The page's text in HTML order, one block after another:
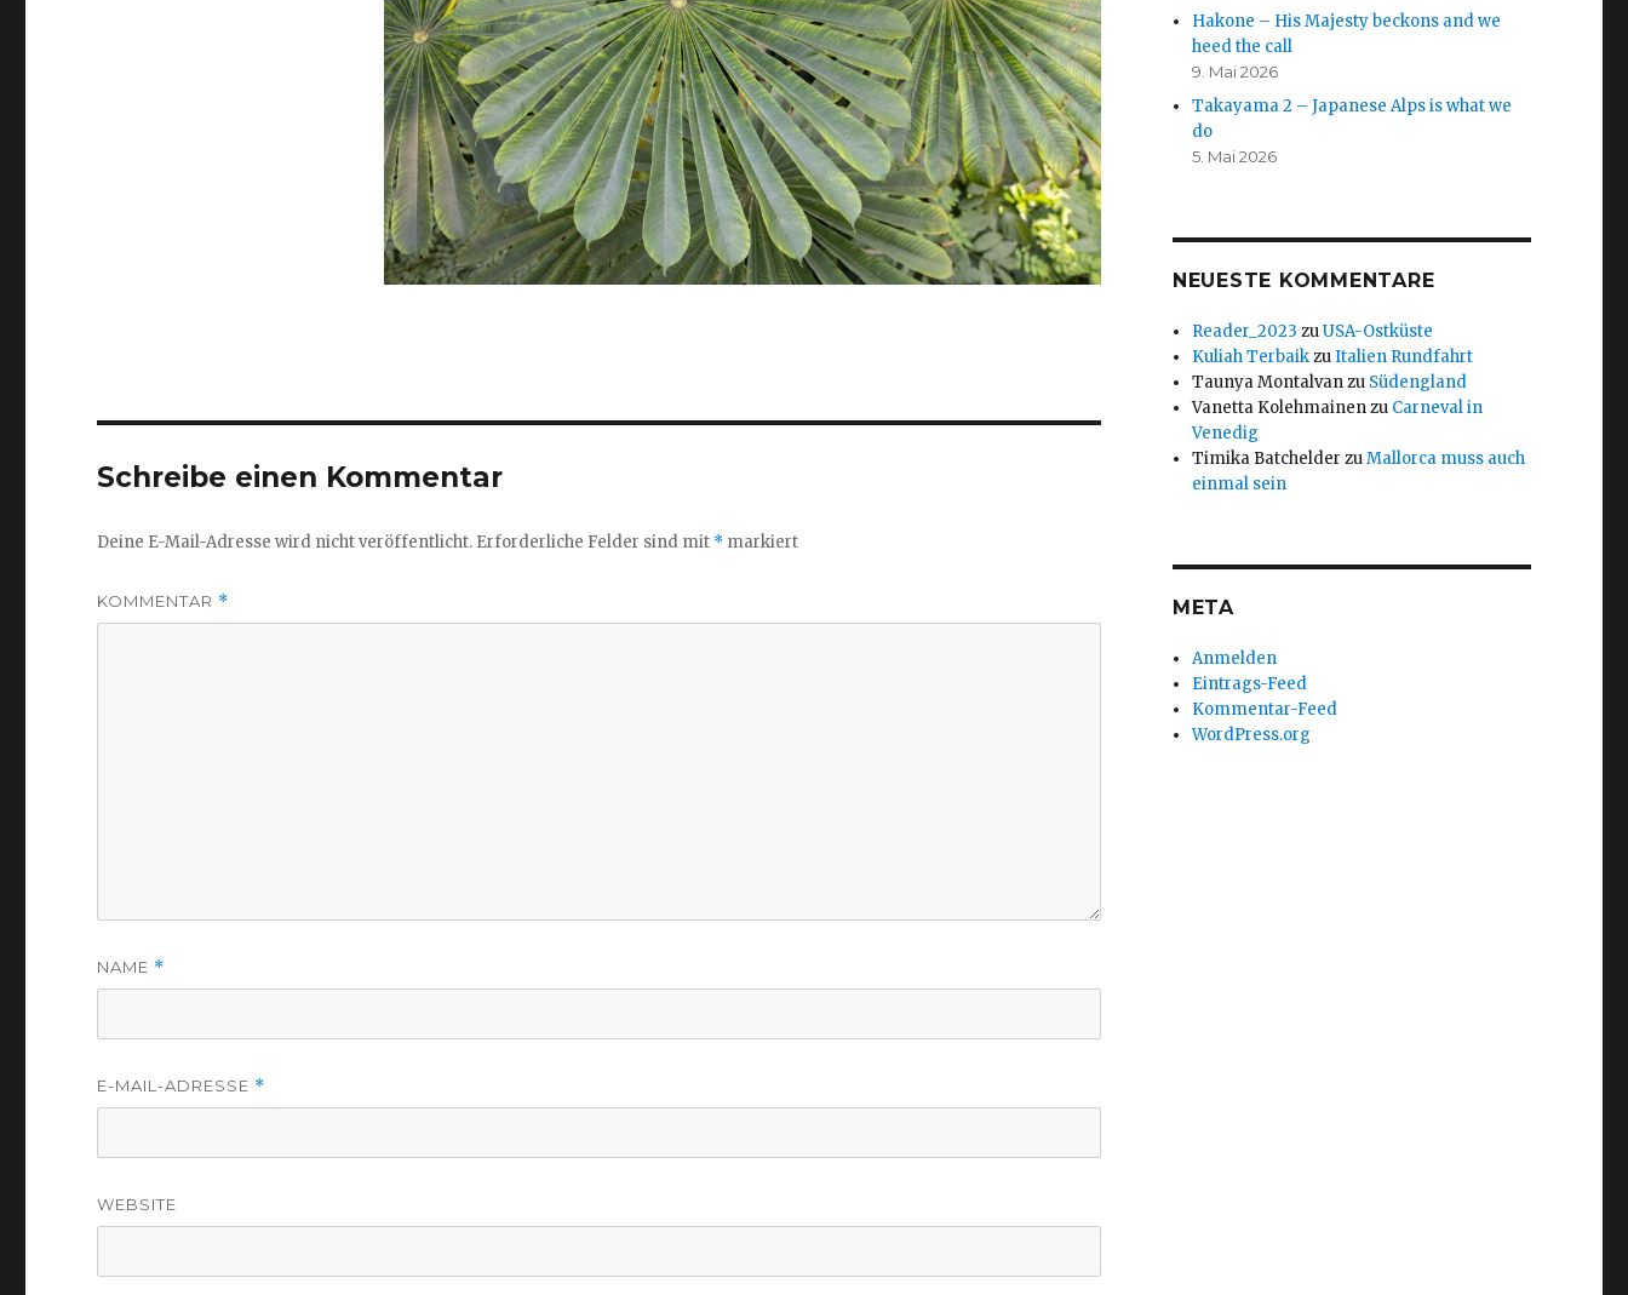
Schreibe einen Kommentar
Deine E-Mail-Adresse wird nicht veröffentlicht. Erforderliche Felder sind mit * markiert
KOMMENTAR *
NAME *
E-MAIL-ADRESSE *
WEBSITE
Hakone – His Majesty beckons and we
heed the call
9. Mai 2026
Takayama 2 – Japanese Alps is what we
do
5. Mai 2026
NEUESTE KOMMENTARE
Reader_2023 zuUSA-Ostküste
Kuliah TerbaikzuItalien Rundfahrt
Taunya Montalvanzu Südengland
Vanetta Kolehmainenzu Carneval in
Venedig
Timika Batchelder zuMallorca muss auch
einmal sein
META
Anmelden
Eintrags-Feed
Kommentar-Feed
WordPress.org